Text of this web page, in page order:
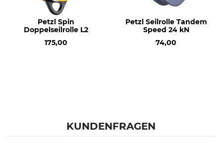
Petzl Spin
Doppelseilrolle L2
175,00
Petzl Seilrolle Tandem
Speed 24 kN
74,00
KUNDENFRAGEN